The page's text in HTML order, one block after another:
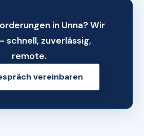
in Unna? Wir
schnell, zuverlässig,
remote.
vereinbaren